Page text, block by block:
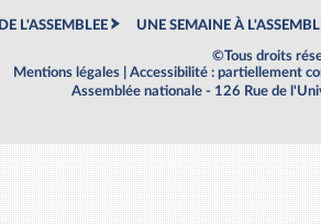
L'ASSEMBLEE UNE SEMAINE À
©Tous droits
Mentions légales
Accessibilité : partiellement
Assemblée nationale - 126 Rue de